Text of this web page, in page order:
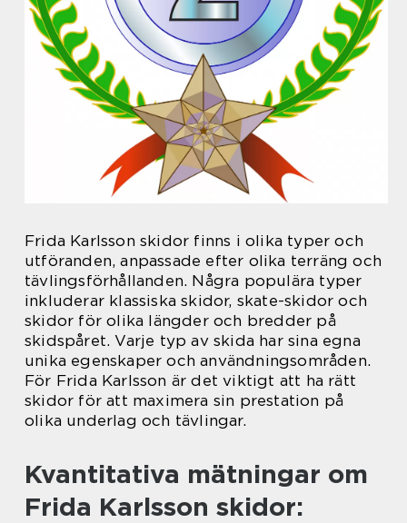
Frida Karlsson skidor finns i olika typer och
utföranden, anpassade efter olika terräng och
tävlingsförhållanden. Några populära typer
inkluderar klassiska skidor, skate-skidor och
skidor för olika längder och bredder på
skidspåret. Varje typ av skida har sina egna
unika egenskaper och användningsområden.
För Frida Karlsson är det viktigt att ha rätt
skidor för att maximera sin prestation på
olika underlag och tävlingar.
Kvantitativa mätningar om
Frida Karlsson skidor: